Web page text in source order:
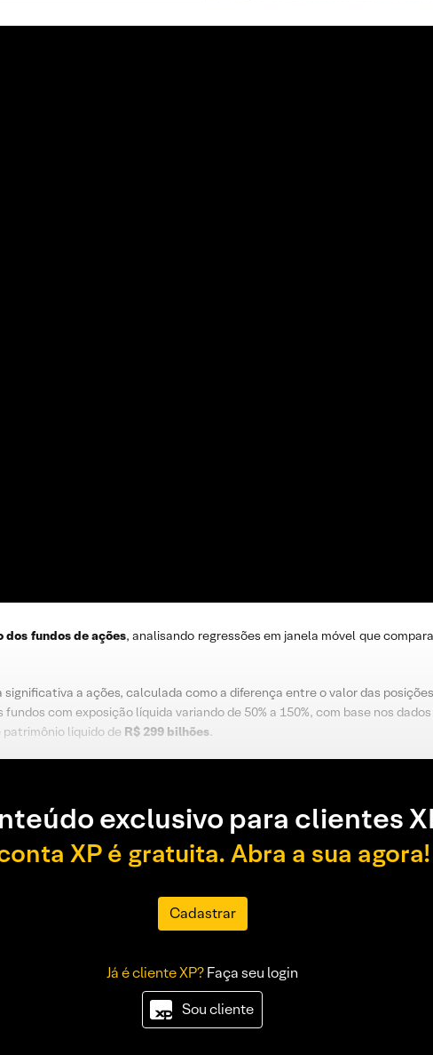
fundos de ações, analisando regressões em janela móvel que
a ações, calculada como a diferença entre o valor das
com exposição líquida variando de 50% a 150%, com base nos
líquido de R$ 299 bilhões.
exclusivo para clientes
XP é gratuita. Abra a sua agora!
Cadastrar
Já é cliente XP?Faça seu login
Sou cliente